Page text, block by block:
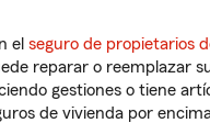
el seguro de propietarios
reparar o reemplazar
gestiones o tiene
de vivienda por